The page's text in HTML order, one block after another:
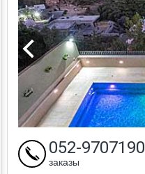
052-9707190
заказы